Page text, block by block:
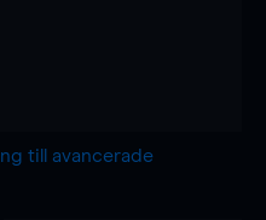
till avancerade